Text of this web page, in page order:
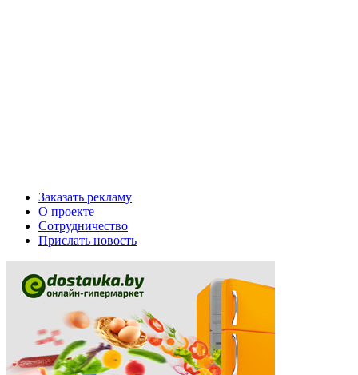
Заказать рекламу
О проекте
Сотрудничество
Прислать новость